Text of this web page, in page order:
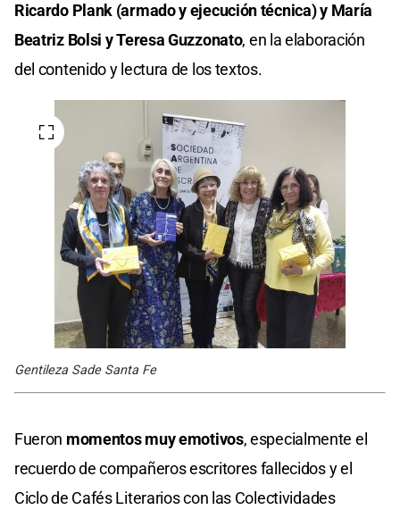
Ricardo Plank (armado y ejecución técnica) y María
Beatriz Bolsi y Teresa Guzzonato, en la elaboración
del contenido y lectura de los textos.
Gentileza Sade Santa Fe
Fueron momentos muy emotivos, especialmente el
recuerdo de compañeros escritores fallecidos y el
Ciclo de Cafés Literarios con las Colectividades